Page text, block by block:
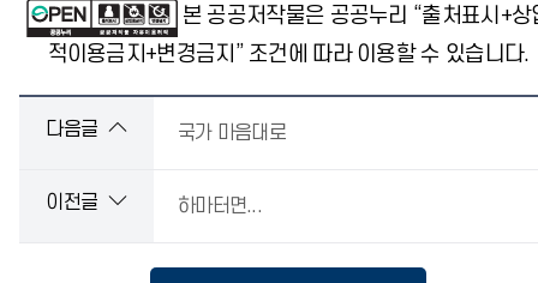
본 공공저작물은 공공누리 “출처표시+상
적이용금지+변경금지” 조건에 따라 이용할 수 있습니다.
다음글 국가 마음대로
이전글 하마터면...